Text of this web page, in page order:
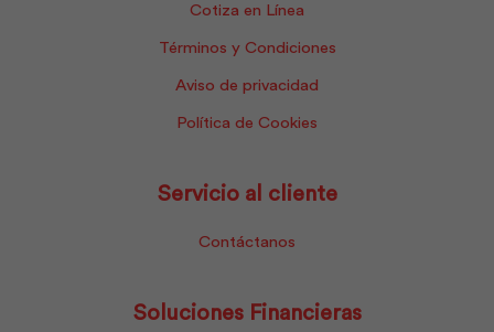
Cotiza en Línea
Términos y Condiciones
Aviso de privacidad
Política de Cookies
Servicio al cliente
Contáctanos
Soluciones Financieras